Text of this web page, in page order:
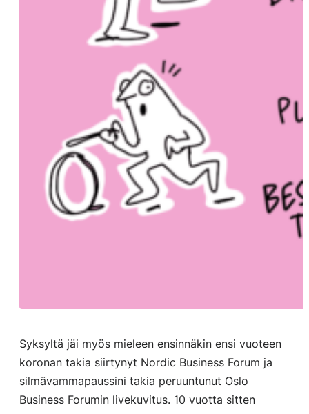
Syksyltä jäi myös mieleen ensinnäkin ensi vuoteen
koronan takia siirtynyt Nordic Business Forum ja
silmävammapaussini takia peruuntunut Oslo
Business Forumin livekuvitus. 10 vuotta sitten